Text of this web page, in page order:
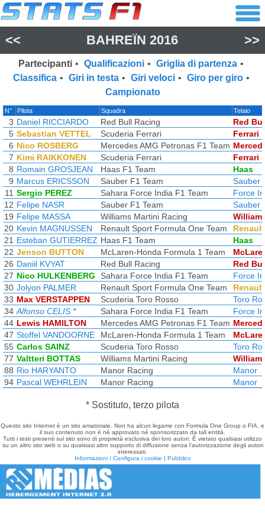
<< BAHREÏN 2016 >>
Partecipanti • Qualificazioni • Griglia di partenza •
Classifica • Giri in testa • Giri veloci • Giro per giro •
Campionato
N° Pilota Squadra Telaio
3 Daniel RICCIARDO Red Bull Racing
Red
5 Sebastian VETTEL Scuderia Ferrari
Ferrari
6 Nico ROSBERG Mercedes AMG Petronas F1 Team
7 Kimi RAIKKONEN Scuderia Ferrari
Ferrari
8 Romain GROSJEAN Haas F1 Team
Haas
9 Marcus ERICSSON Sauber F1 Team
Sauber
11 Sergio PEREZ Sahara Force India F1 Team
Force
12 Felipe NASR Sauber F1 Team
Sauber
19 Felipe MASSA Williams Martini Racing
20 Kevin MAGNUSSEN Renault Sport Formula One Team
Renault
21 Esteban GUTIERREZ Haas F1 Team
Haas
22 Jenson BUTTON McLaren-Honda Formula 1 Team
26 Daniil KVYAT Red Bull Racing
Red
27 Nico HULKENBERG Sahara Force India F1 Team
Force
30 Jolyon PALMER Renault Sport Formula One Team
Renault
33 Max VERSTAPPEN Scuderia Toro Rosso
Toro
34 Alfonso CELIS * Sahara Force India F1 Team
Force
44 Lewis HAMILTON Mercedes AMG Petronas F1 Team
47 Stoffel VANDOORNE McLaren-Honda Formula 1 Team
55 Carlos SAINZ Scuderia Toro Rosso
Toro
77 Valtteri BOTTAS Williams Martini Racing
88 Rio HARYANTO Manor Racing
Manor
94 Pascal WEHRLEIN Manor Racing Manor
* Sostituto, terzo pilota
Questo sito Internet è un sito amatoriale. Non ha alcun legame con Formula One Group o FIA, e
il suo contenuto non è né approvato né sponsorizzato da tali entità.
Tutti i testi presenti sul sito sono di proprietà esclusiva dei loro autori. È vietato qualsiasi utilizzo
su un altro sito web o su qualsiasi altro supporto di diffusione senza l'autorizzazione degli autori
interessati.
Informazioni / Configura i cookie | Pubblico